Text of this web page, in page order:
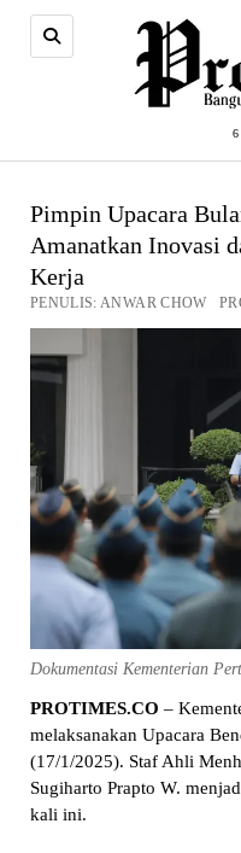
6
Pimpin Upacara
Amanatkan Inovasi
Kerja
PENULIS: ANWAR CHOW
Dokumentasi Kementerian
PROTIMES.CO –
melaksanakan Upacara
(17/1/2025). Staf Ahli
Sugiharto Prapto W.
kali ini.